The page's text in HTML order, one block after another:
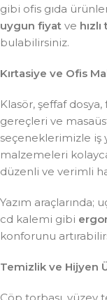
gibi ofis gıda
uygun fiyat ve
bulabilirsiniz.
Kırtasiye ve Ofis
Klasör, şeffaf
gereçleri ve
seçeneklerimizle iş
malzemeleri
düzenli ve verimli
Yazım
cd kalemi gibi
konforunu
Temizlik ve Hijyen